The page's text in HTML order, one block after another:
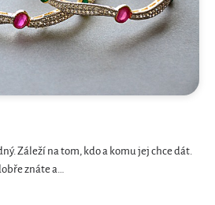
Záleží na tom, kdo a komu jej chce dát.
znáte a…